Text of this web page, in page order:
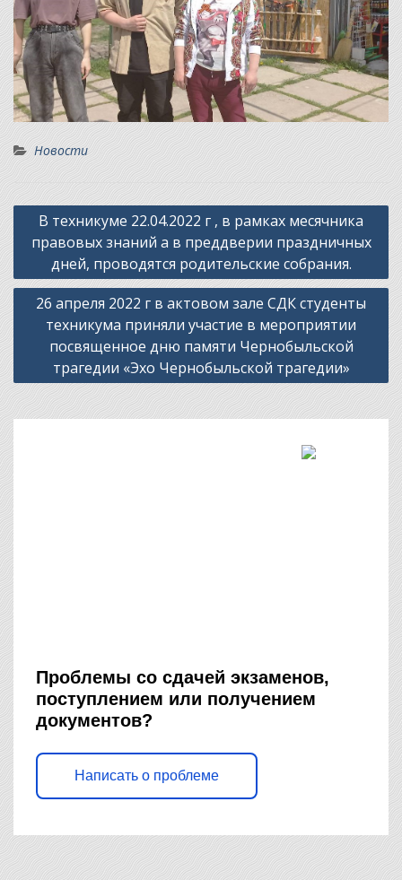
Новости
Навигация
записям
В техникуме 22.04.2022 г , в рамках месячника
правовых знаний а в преддверии праздничных
дней, проводятся родительские собрания.
26 апреля 2022 г в актовом зале СДК студенты
техникума приняли участие в мероприятии
посвященное дню памяти Чернобыльской
трагедии «Эхо Чернобыльской трагедии»
Проблемы со сдачей экзаменов,
поступлением или получением
документов?
Написать о проблеме